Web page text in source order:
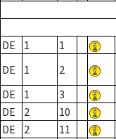
DE 1 1
DE
1 2
DE
1 3
DE
2 10
DE
2 11